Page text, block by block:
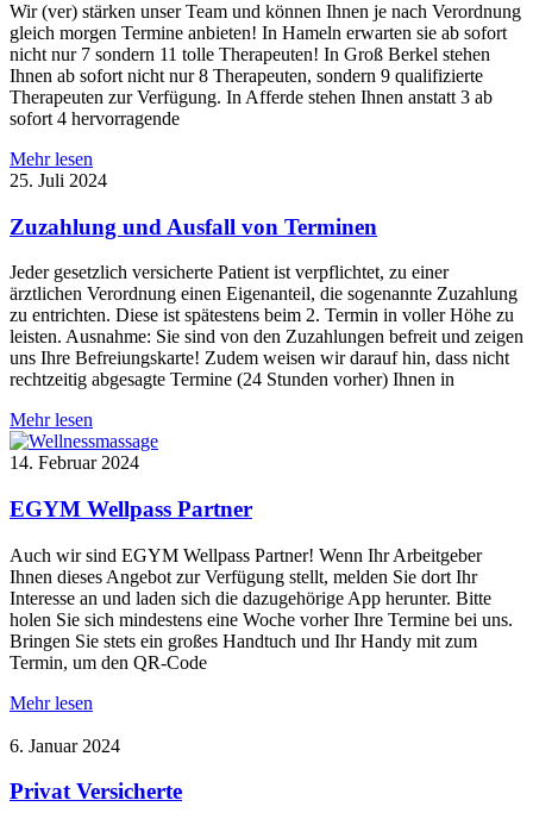
Wir (ver) stärken unser Team und können Ihnen je nach Verordnung
gleich morgen Termine anbieten! In Hameln erwarten sie ab sofort
nicht nur 7 sondern 11 tolle Therapeuten! In Groß Berkel stehen
Ihnen ab sofort nicht nur 8 Therapeuten, sondern 9 qualifizierte
Therapeuten zur Verfügung. In Afferde stehen Ihnen anstatt 3 ab
sofort 4 hervorragende
Mehr lesen
25. Juli 2024
Zuzahlung und Ausfall von Terminen
Jeder gesetzlich versicherte Patient ist verpflichtet, zu einer
ärztlichen Verordnung einen Eigenanteil, die sogenannte Zuzahlung
zu entrichten. Diese ist spätestens beim 2. Termin in voller Höhe zu
leisten. Ausnahme: Sie sind von den Zuzahlungen befreit und zeigen
uns Ihre Befreiungskarte! Zudem weisen wir darauf hin, dass nicht
rechtzeitig abgesagte Termine (24 Stunden vorher) Ihnen in
Mehr lesen
14. Februar 2024
EGYM Wellpass Partner
Auch wir sind EGYM Wellpass Partner! Wenn Ihr Arbeitgeber
Ihnen dieses Angebot zur Verfügung stellt, melden Sie dort Ihr
Interesse an und laden sich die dazugehörige App herunter. Bitte
holen Sie sich mindestens eine Woche vorher Ihre Termine bei uns.
Bringen Sie stets ein großes Handtuch und Ihr Handy mit zum
Termin, um den QR-Code
Mehr lesen
6. Januar 2024
Privat Versicherte